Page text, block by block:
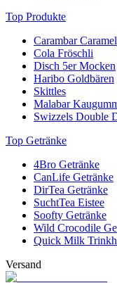
Top Produkte
Carambar Caramel
Cola Fröschli
Disch 5er Mocken
Haribo Goldbären
Skittles
Malabar
Swizzels Double
Top Getränke
4Bro Getränke
CanLife Getränke
DirTea Getränke
SuchtTea Eistee
Soofty Getränke
Wild Crocodile
Quick Milk
Versand